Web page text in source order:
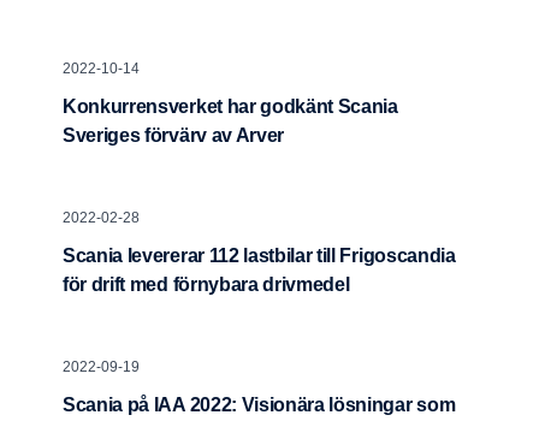
2022-10-14
Konkurrensverket har godkänt Scania
Sveriges förvärv av Arver
2022-02-28
Scania levererar 112 lastbilar till Frigoscandia
för drift med förnybara drivmedel
2022-09-19
Scania på IAA 2022: Visionära lösningar som